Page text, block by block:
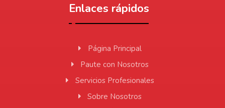
Enlaces rápidos
Página Principal
Paute con Nosotros
Servicios Profesionales
Sobre Nosotros